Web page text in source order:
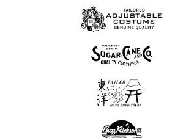
ベスト
帽子
パンツ
ポロシャツ
半袖シャツ
長袖シャツ
グッズ
ニット
アウター
半袖シャツ
長袖シャツ
スウェット
アウター
Tシャツ
ロンT
スカシャツ
スカジャン